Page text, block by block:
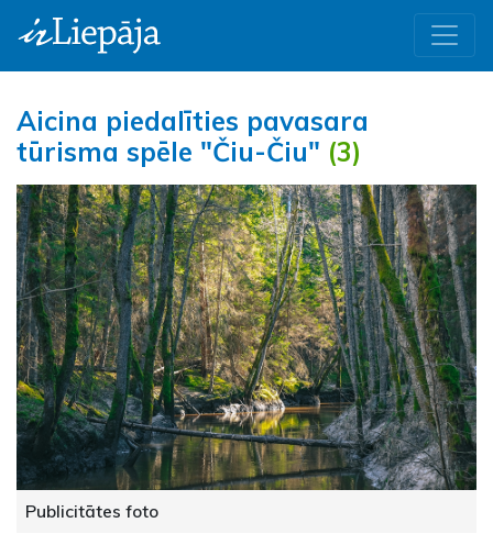
Aicina piedalīties pavasara
tūrisma spēle "Čiu-Čiu" (3)
Publicitātes foto